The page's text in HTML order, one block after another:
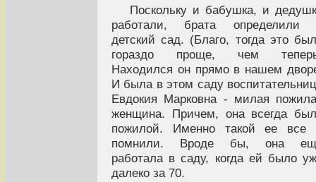
Поскольку и бабушка, и
работали, брата определили
детский сад. (Благо, тогда это
гораздо проще, чем
Находился он прямо в нашем
И была в этом саду
Евдокия Марковна - милая
женщина. Причем, она всегда
пожилой. Именно такой ее все
помнили. Вроде бы, она
работала в саду, когда ей было
далеко за 70.